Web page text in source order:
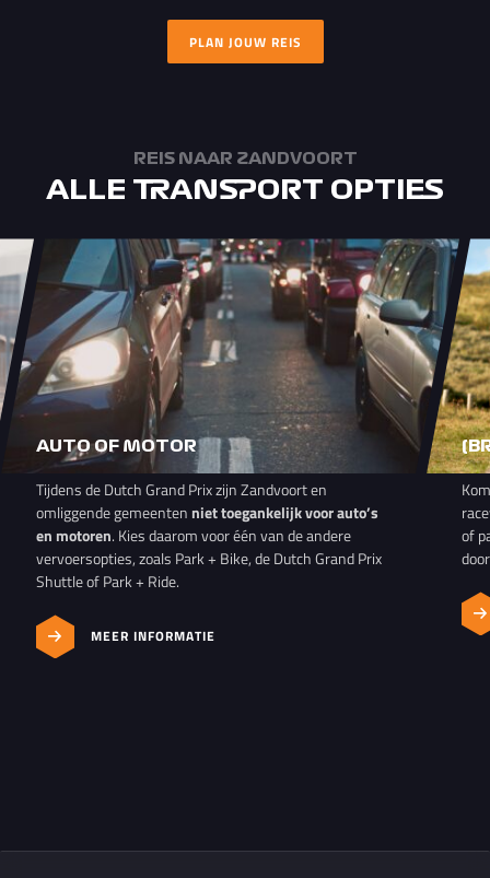
PLAN JOUW REIS
REIS NAAR ZANDVOORT
ALLE TRANSPORT OPTIES
Tijdens de Dutch Grand Prix zijn Zandvoort en
omliggende gemeenten niet toegankelijk voor auto’s
en motoren. Kies daarom voor één van de andere
vervoersopties, zoals Park + Bike, de Dutch Grand Prix
Shuttle of Park + Ride.
MEER INFORMATIE
AUTO OF MOTOR
of